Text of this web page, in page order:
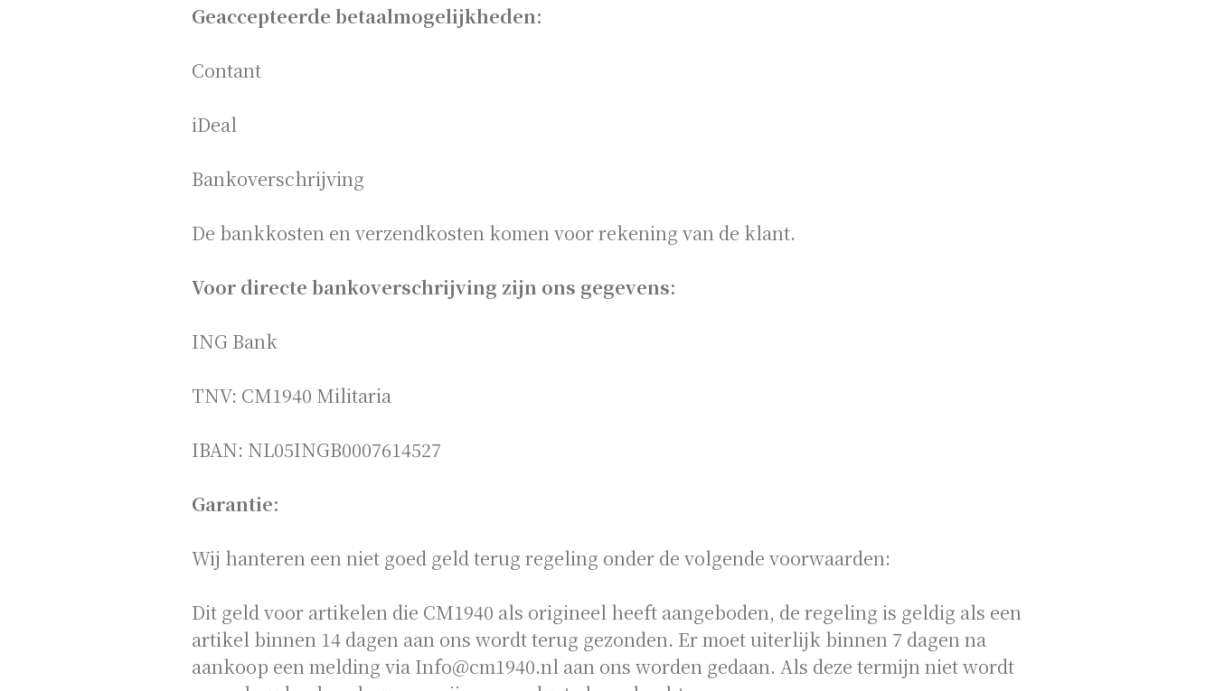
Geaccepteerde betaalmogelijkheden:
Contant
iDeal
Bankoverschrijving
De bankkosten en verzendkosten komen voor rekening van de klant.
Voor directe bankoverschrijving zijn ons gegevens:
ING Bank
TNV: CM1940 Militaria
IBAN: NL05INGB0007614527
Garantie:
Wij hanteren een niet goed geld terug regeling onder de volgende voorwaarden:
Dit geld voor artikelen die CM1940 als origineel heeft aangeboden, de regeling is geldig als een
artikel binnen 14 dagen aan ons wordt terug gezonden. Er moet uiterlijk binnen 7 dagen na
aankoop een melding via Info@cm1940.nl aan ons worden gedaan. Als deze termijn niet wordt